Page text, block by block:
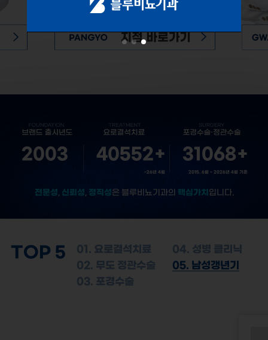
2003 40552+
~26년 4월
31068+
2015. 6월 ~ 2026년 4월 기준
전문성, 신뢰성 , 정직성은 블루비뇨기과의 핵심가치 입니다.
TOP 5
01. 요로결석치료
02. 무도 정관수술
03. 포경수술
04. 성병 클리닉
05. 남성갱년기